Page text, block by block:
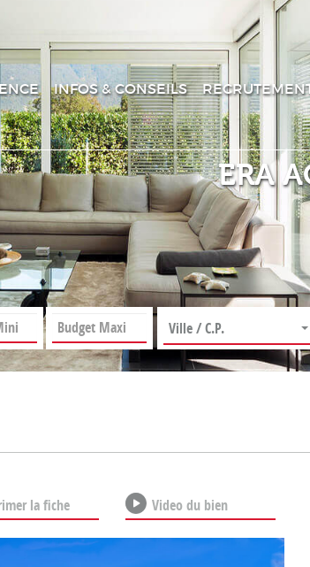
INFOS & CONSEILS
ERA
Ville / C.P.
la fiche Video du bien